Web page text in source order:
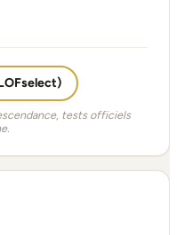
tests officiels